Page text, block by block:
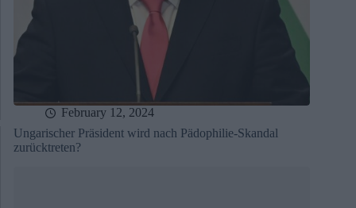
February 12, 2024
Ungarischer Präsident wird nach Pädophilie-Skandal
zurücktreten?